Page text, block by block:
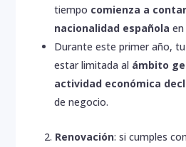
tiempo comienza a
nacionalidad española
Durante este primer año,
estar limitada al ámbito
actividad económica
de negocio.
Renovación: si cumples